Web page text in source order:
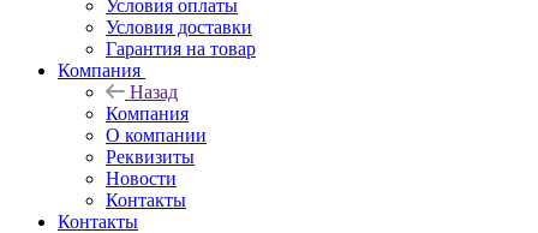
Условия оплаты
Условия доставки
Гарантия на товар
Компания
Назад
Компания
О компании
Реквизиты
Новости
Контакты
Контакты